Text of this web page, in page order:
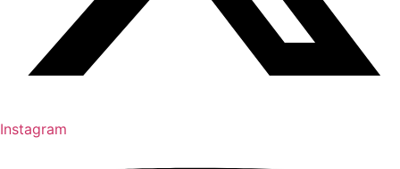
Instagram